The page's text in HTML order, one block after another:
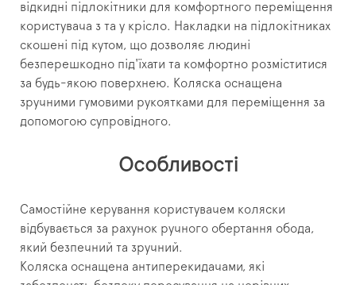
відкидні підлокітники для комфортного переміщення
користувача з та у крісло. Накладки на підлокітниках
скошені під кутом, що дозволяє людині
безперешкодно під'їхати та комфортно розміститися
за будь-якою поверхнею. Коляска оснащена
зручними гумовими рукоятками для переміщення за
допомогою супровідного.
Особливості
Самостійне керування користувачем коляски
відбувається за рахунок ручного обертання обода,
який безпечний та зручний.
Коляска оснащена антиперекидачами, які